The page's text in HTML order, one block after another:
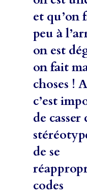
et qu’on
peu à
on est
on fait
choses !
c’est
de casser
de se
codes